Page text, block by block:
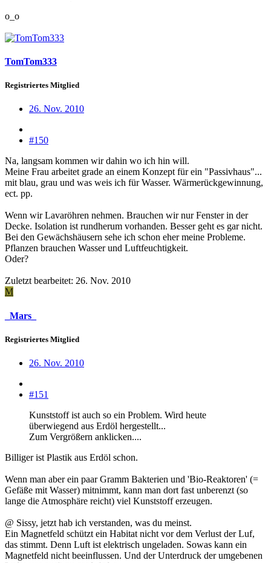
o_o
TomTom333
Registriertes Mitglied
26. Nov. 2010
#150
Na, langsam kommen wir dahin wo ich hin will.
Meine Frau arbeitet grade an einem Konzept für ein "Passivhaus"...
mit blau, grau und was weis ich für Wasser. Wärmerückgewinnung,
ect. pp.
Wenn wir Lavaröhren nehmen. Brauchen wir nur Fenster in der
Decke. Isolation ist rundherum vorhanden. Besser geht es gar nicht.
Bei den Gewächshäusern sehe ich schon eher meine Probleme.
Pflanzen brauchen Wasser und Luftfeuchtigkeit.
Oder?
Zuletzt bearbeitet: 26. Nov. 2010
M
_Mars_
Registriertes Mitglied
26. Nov. 2010
#151
Kunststoff ist auch so ein Problem. Wird heute
überwiegend aus Erdöl hergestellt...
Zum Vergrößern anklicken....
Billiger ist Plastik aus Erdöl schon.
Wenn man aber ein paar Gramm Bakterien und 'Bio-Reaktoren' (=
Gefäße mit Wasser) mitnimmt, kann man dort fast unberenzt (so
lange die Atmosphäre reicht) viel Kunststoff erzeugen.
@ Sissy, jetzt hab ich verstanden, was du meinst.
Ein Magnetfeld schützt ein Habitat nicht vor dem Verlust der Luf,
das stimmt. Denn Luft ist elektrisch ungeladen. Sowas kann ein
Magnetfeld nicht beeinflussen. Und der Unterdruck der umgebenen